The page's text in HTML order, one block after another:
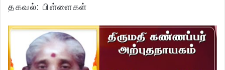
தகவல்: பிள்ளைகள்